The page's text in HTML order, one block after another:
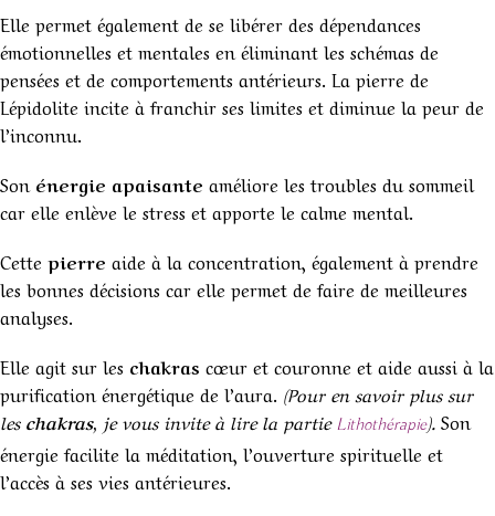
Elle permet également de se libérer des dépendances
émotionnelles et mentales en éliminant les schémas de
pensées et de comportements antérieurs. La pierre de
Lépidolite incite à franchir ses limites et diminue la peur de
l’inconnu.
Son énergie apaisante améliore les troubles du sommeil
car elle enlève le stress et apporte le calme mental.
Cette pierre aide à la concentration, également à prendre
les bonnes décisions car elle permet de faire de meilleures
analyses.
Elle agit sur les chakras cœur et couronne et aide aussi à la
purification énergétique de l’aura. (Pour en savoir plus sur
les chakras, je vous invite à lire la partie Lithothérapie). Son
énergie facilite la méditation, l’ouverture spirituelle et
l’accès à ses vies antérieures.